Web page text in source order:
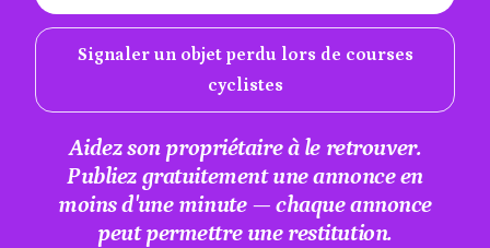
Signaler un objet perdu lors de courses
cyclistes
Aidez son propriétaire à le retrouver.
Publiez gratuitement une annonce en
moins d'une minute — chaque annonce
peut permettre une restitution.